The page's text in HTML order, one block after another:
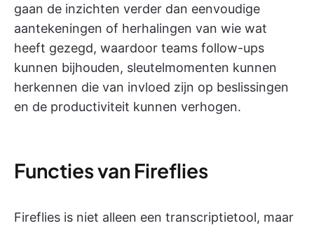
gaan de inzichten verder dan eenvoudige
aantekeningen of herhalingen van wie wat
heeft gezegd, waardoor teams follow-ups
kunnen bijhouden, sleutelmomenten kunnen
herkennen die van invloed zijn op beslissingen
en de productiviteit kunnen verhogen.
Functies van Fireflies
Fireflies is niet alleen een transcriptietool, maar